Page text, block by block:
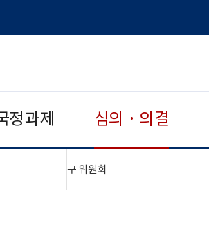
정과제 심의 · 의결
구 위원회